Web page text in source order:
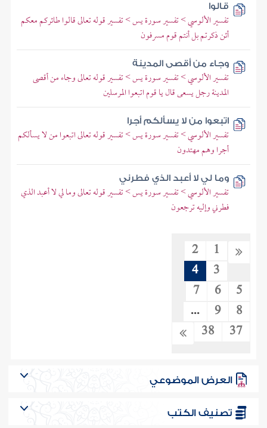
قالوا
تفسير الألوسي > تفسير سورة يس > تفسير قوله تعالى قالوا طائركم معكم
أئن ذكرتم بل أنتم قوم مسرفون
وجاء من أقصى المدينة
تفسير الألوسي > تفسير سورة يس > تفسير قوله تعالى وجاء من أقصى
المدينة رجل يسعى قال يا قوم اتبعوا المرسلين
اتبعوا من لا يسألكم أجرا
تفسير الألوسي > تفسير سورة يس > تفسير قوله تعالى اتبعوا من لا يسألكم
أجرا وهم مهتدون
وما لي لا أعبد الذي فطرني
تفسير الألوسي > تفسير سورة يس > تفسير قوله تعالى وما لي لا أعبد الذي
فطرني وإليه ترجعون
1
2
3
4
5
6
7
8
9
...
37
38
العرض الموضوعي
تصنيف الكتب